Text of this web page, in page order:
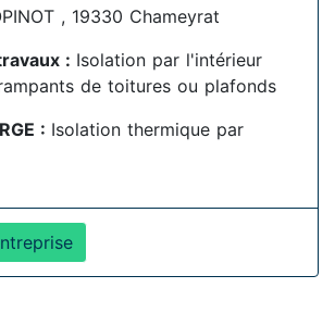
, 19330 Chameyrat
: Isolation par l'intérieur
de toitures ou plafonds
: Isolation thermique par